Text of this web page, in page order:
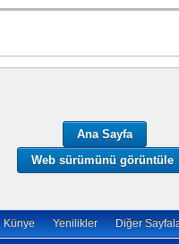
Ana Sayfa
Web sürümünü görüntüle
Künye Yenilikler Diğer